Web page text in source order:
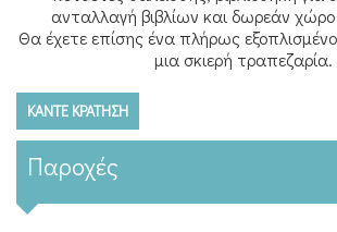
ανταλλαγή βιβλίων και δωρεάν
Θα έχετε επίσης ένα πλήρως
μια σκιερή τραπεζαρία.
ΚΆΝΤΕ ΚΡΆΤΗΣΗ
Παροχές